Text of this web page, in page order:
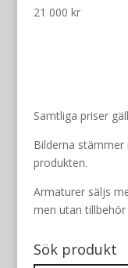
21 000 kr
Samtliga priser
Bilderna stämmer
produkten.
Armaturer säljs
men utan
Sök produkt